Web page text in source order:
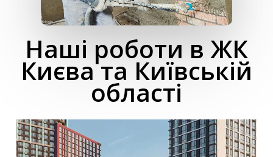
Наші роботи в ЖК
Києва та Київській
області